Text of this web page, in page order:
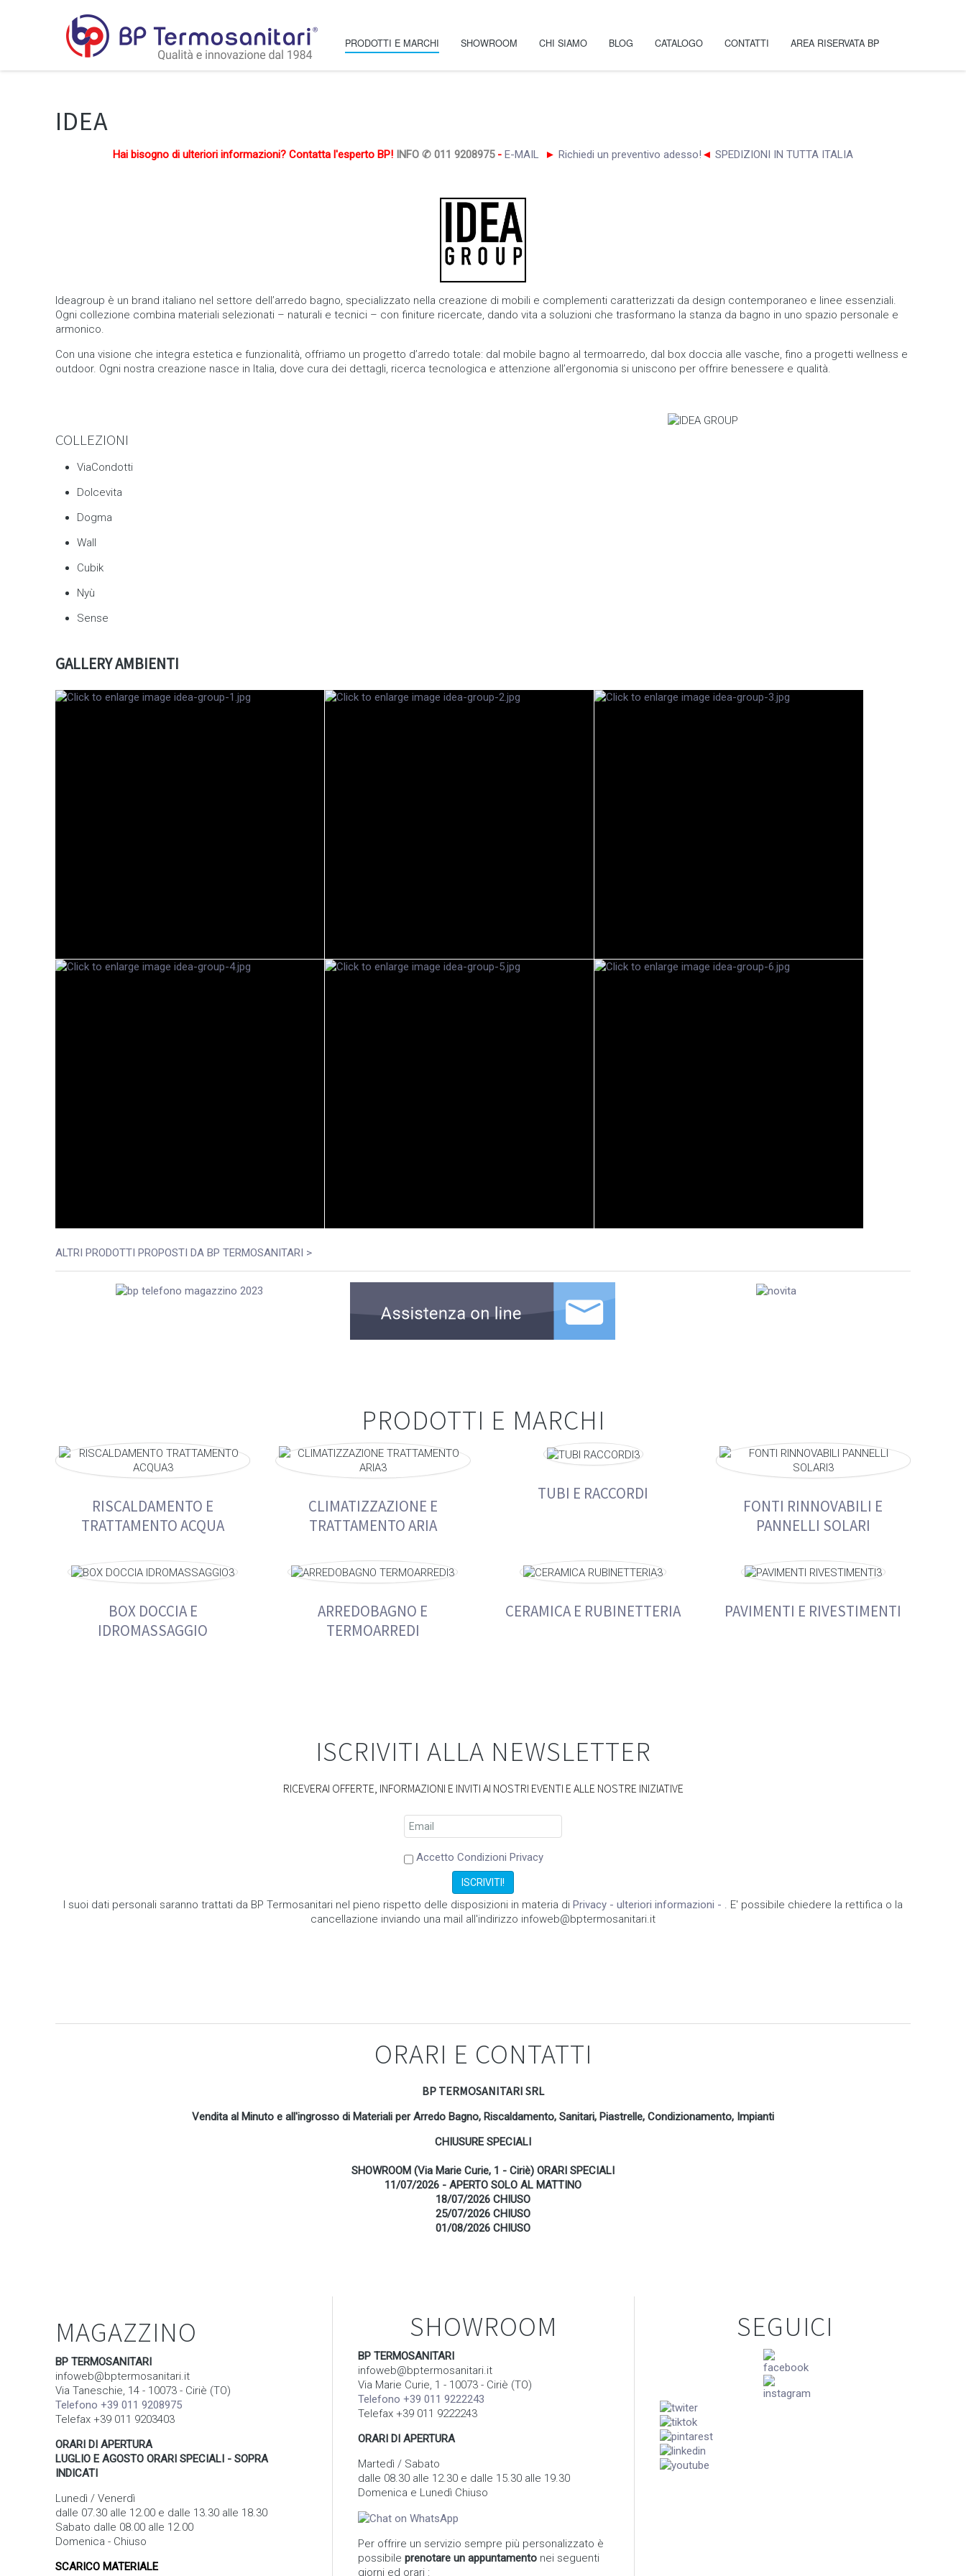
PRODOTTI E MARCHI SHOWROOM CHI SIAMO BLOG CATALOGO CONTATTI AREA RISERVATA BP
IDEA
Hai bisogno di ulteriori informazioni? Contatta l'esperto BP! INFO ✆ 011 9208975- E-MAIL ► Richiedi un preventivo adesso! ◄ SPEDIZIONI IN TUTTA ITALIA
Ideagroup è un brand italiano nel settore dell’arredo bagno, specializzato nella creazione di mobili e complementi caratterizzati da design contemporaneo e linee essenziali.
Ogni collezione combina materiali selezionati – naturali e tecnici – con finiture ricercate, dando vita a soluzioni che trasformano la stanza da bagno in uno spazio personale e
armonico.
Con una visione che integra estetica e funzionalità, offriamo un progetto d’arredo totale: dal mobile bagno al termoarredo, dal box doccia alle vasche, fino a progetti wellness e
outdoor. Ogni nostra creazione nasce in Italia, dove cura dei dettagli, ricerca tecnologica e attenzione all’ergonomia si uniscono per offrire benessere e qualità.
COLLEZIONI
ViaCondotti
Dolcevita
Dogma
Wall
Cubik
Nyù
Sense
GALLERY AMBIENTI
ALTRI PRODOTTI PROPOSTI DA BP TERMOSANITARI >
PRODOTTI E MARCHI
RISCALDAMENTO E
TRATTAMENTO ACQUA
CLIMATIZZAZIONE E
TRATTAMENTO ARIA
TUBI E RACCORDI
FONTI RINNOVABILI E
PANNELLI SOLARI
BOX DOCCIA E
IDROMASSAGGIO
ARREDOBAGNO E
TERMOARREDI
CERAMICA E RUBINETTERIA PAVIMENTI E RIVESTIMENTI
ISCRIVITI ALLA NEWSLETTER
RICEVERAI OFFERTE, INFORMAZIONI E INVITI AI NOSTRI EVENTI E ALLE NOSTRE INIZIATIVE
Accetto Condizioni Privacy
I suoi dati personali saranno trattati da BP Termosanitari nel pieno rispetto delle disposizioni in materia di Privacy - ulteriori informazioni - . E' possibile chiedere la rettifica o la
cancellazione inviando una mail all'indirizzo infoweb@bptermosanitari.it
ORARI E CONTATTI
BP TERMOSANITARI SRL
Vendita al Minuto e all'ingrosso di Materiali per Arredo Bagno, Riscaldamento, Sanitari, Piastrelle, Condizionamento, Impianti
CHIUSURE SPECIALI
SHOWROOM (Via Marie Curie, 1 - Ciriè) ORARI SPECIALI
11/07/2026 - APERTO SOLO AL MATTINO
18/07/2026 CHIUSO
25/07/2026 CHIUSO
01/08/2026 CHIUSO
MAGAZZINO
BP TERMOSANITARI
infoweb@bptermosanitari.it
Via Taneschie, 14 - 10073 - Ciriè (TO)
Telefono +39 011 9208975
Telefax +39 011 9203403
ORARI DI APERTURA
LUGLIO E AGOSTO ORARI SPECIALI - SOPRA
INDICATI
Lunedì / Venerdì
dalle 07.30 alle 12.00 e dalle 13.30 alle 18.30
Sabato dalle 08.00 alle 12.00
Domenica - Chiuso
SCARICO MATERIALE
SHOWROOM
BP TERMOSANITARI
infoweb@bptermosanitari.it
Via Marie Curie, 1 - 10073 - Ciriè (TO)
Telefono +39 011 9222243
Telefax +39 011 9222243
ORARI DI APERTURA
Martedì / Sabato
dalle 08.30 alle 12.30 e dalle 15.30 alle 19.30
Domenica e Lunedì Chiuso
Per offrire un servizio sempre più personalizzato è
possibile prenotare un appuntamentonei seguenti
giorni ed orari :
SEGUICI